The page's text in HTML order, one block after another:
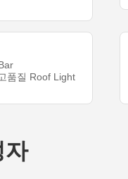
품질 Roof Light
자